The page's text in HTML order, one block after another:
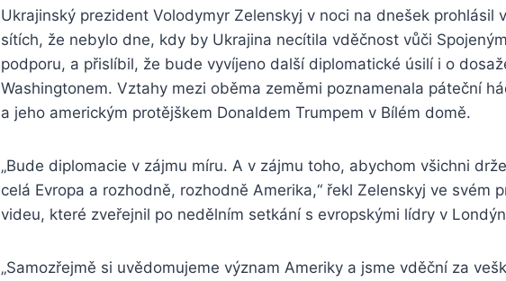
Ukrajinský prezident Volodymyr Zelenskyj v noci na dnešek prohlásil
sítích, že nebylo dne, kdy by Ukrajina necítila vděčnost vůči
podporu, a přislíbil, že bude vyvíjeno další diplomatické úsilí i o
Washingtonem. Vztahy mezi oběma zeměmi poznamenala páteční
a jeho americkým protějškem Donaldem Trumpem v Bílém domě.
„Bude diplomacie v zájmu míru. A v zájmu toho, abychom všichni
celá Evropa a rozhodně, rozhodně Amerika,“ řekl Zelenskyj ve svém
videu, které zveřejnil po nedělním setkání s evropskými lídry v
„Samozřejmě si uvědomujeme význam Ameriky a jsme vděční za